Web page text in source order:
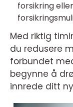
forsikring
Med riktig
du redusere
forbundet
begynne å
innrede ditt